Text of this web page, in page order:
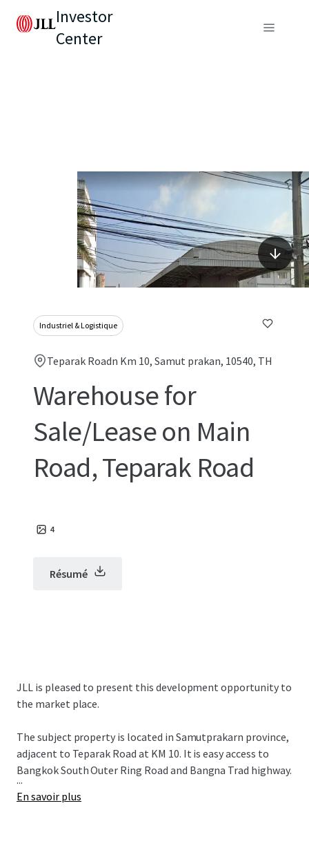
Investor
Center
Industriel & Logistique
Teparak Roadn Km 10, Samut prakan, 10540, TH
Warehouse for
Sale/Lease on Main
Road, Teparak Road
4
Résumé
JLL is pleased to present this development opportunity to
the market place.
The subject property is located in Samutprakarn province,
adjacent to Teparak Road at KM 10. It is easy access to
Bangkok South Outer Ring Road and Bangna Trad highway.
...
En savoir plus